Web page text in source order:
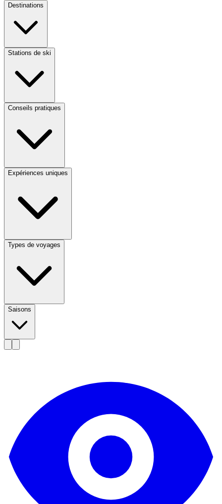
Destinations
Stations de ski
Conseils pratiques
Expériences uniques
Types de voyages
Saisons